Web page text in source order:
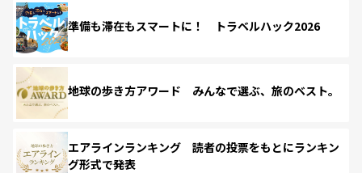
準備も滞在もスマートに！ トラベルハック2026
地球の歩き方アワード みんなで選ぶ、旅のベスト。
エアラインランキング 読者の投票をもとにランキン
グ形式で発表